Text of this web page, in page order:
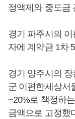
정액제와 중도금
경기 파주시의 이
자에 계약금 1차
경기 양주시의
군 이편한세상서
~20%로 책정하
금액으로 고정했